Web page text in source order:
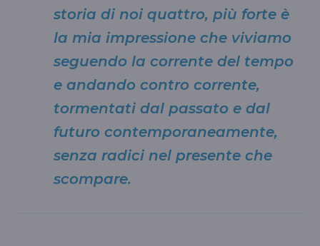
storia di noi quattro, più forte è
la mia impressione che viviamo
seguendo la corrente del tempo
e andando contro corrente,
tormentati dal passato e dal
futuro contemporaneamente,
senza radici nel presente che
scompare.